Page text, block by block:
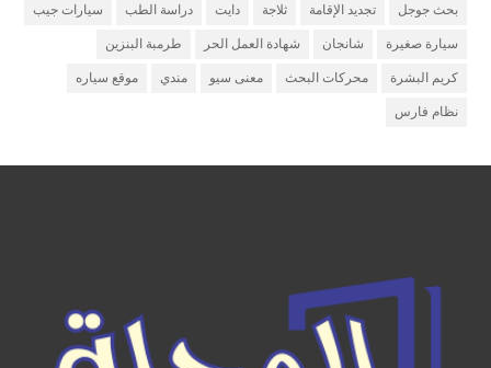
بحث جوجل تجديد الإقامة ثلاجة دايت دراسة الطب سيارات جيب
سيارة صغيرة شانجان شهادة العمل الحر طرمبة البنزين
كريم البشرة محركات البحث معنى سيو مندي موقع سياره
نظام فارس